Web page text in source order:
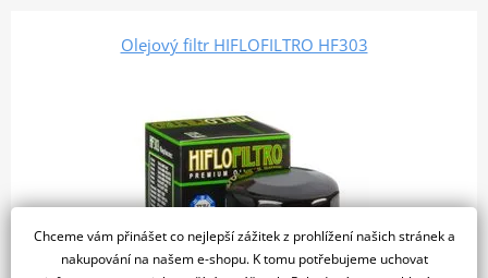
Olejový filtr HIFLOFILTRO HF303
Chceme vám přinášet co nejlepší zážitek z prohlížení našich stránek a
nakupování na našem e-shopu. K tomu potřebujeme uchovat